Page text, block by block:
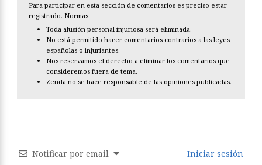
Para participar en esta sección de comentarios es preciso estar
registrado. Normas:
Toda alusión personal injuriosa será eliminada.
No está permitido hacer comentarios contrarios a las leyes
españolas o injuriantes.
Nos reservamos el derecho a eliminar los comentarios que
consideremos fuera de tema.
Zenda no se hace responsable de las opiniones publicadas.
Notificar por email Iniciar sesión